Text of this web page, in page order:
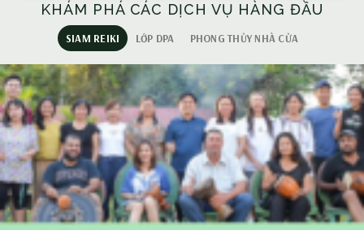
KHÁM PHÁ CÁC DỊCH VỤ HÀNG ĐẦU
SIAM REIKI LỚP DPA PHONG THỦY NHÀ CỬA